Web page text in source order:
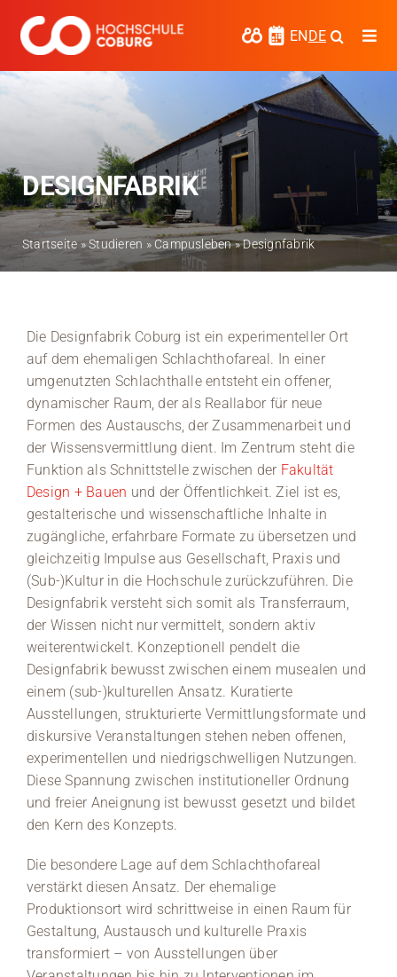
Inhalt
springen
ENDE
Forschen
Kooperieren
Hochschule Coburg
Regionalentwicklung
Informationen für …
Kontakt
Medien
Stellenangebote
News
Veranstaltungen
DESIGNFABRIK
Startseite »Studieren »Campusleben»Designfabrik
Die Designfabrik Coburg ist ein experimenteller Ort
auf dem ehemaligen Schlachthofareal. In einer
umgenutzten Schlachthalle entsteht ein offener,
dynamischer Raum, der als Reallabor für neue
Formen des Austauschs, der Zusammenarbeit und
der Wissensvermittlung dient. Im Zentrum steht die
Funktion als Schnittstelle zwischen der Fakultät
Design + Bauen und der Öffentlichkeit. Ziel ist es,
gestalterische und wissenschaftliche Inhalte in
zugängliche, erfahrbare Formate zu übersetzen und
gleichzeitig Impulse aus Gesellschaft, Praxis und
(Sub-)Kultur in die Hochschule zurückzuführen. Die
Designfabrik versteht sich somit als Transferraum,
der Wissen nicht nur vermittelt, sondern aktiv
weiterentwickelt. Konzeptionell pendelt die
Designfabrik bewusst zwischen einem musealen und
einem (sub-)kulturellen Ansatz. Kuratierte
Ausstellungen, strukturierte Vermittlungsformate und
diskursive Veranstaltungen stehen neben offenen,
experimentellen und niedrigschwelligen Nutzungen.
Diese Spannung zwischen institutioneller Ordnung
und freier Aneignung ist bewusst gesetzt und bildet
den Kern des Konzepts.
Die besondere Lage auf dem Schlachthofareal
verstärkt diesen Ansatz. Der ehemalige
Produktionsort wird schrittweise in einen Raum für
Gestaltung, Austausch und kulturelle Praxis
transformiert – von Ausstellungen über